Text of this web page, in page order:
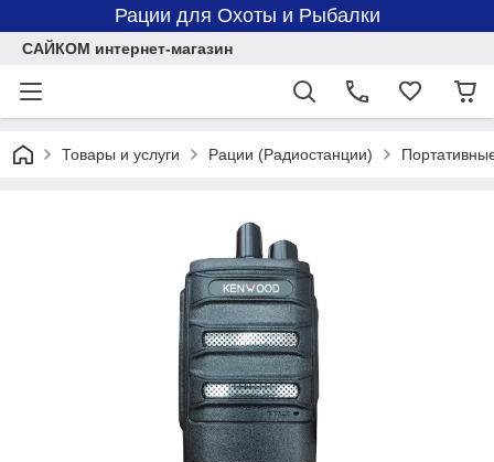
Рации для Охоты и Рыбалки
САЙКОМ интернет-магазин
Товары и услуги Рации (Радиостанции)